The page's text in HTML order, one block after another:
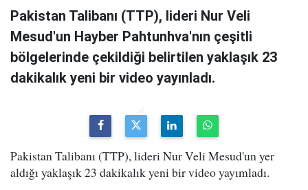
Pakistan Talibanı (TTP), lideri Nur Veli
Mesud'un Hayber Pahtunhva'nın çeşitli
bölgelerinde çekildiği belirtilen yaklaşık 23
dakikalık yeni bir video yayınladı.
Pakistan Talibanı (TTP), lideri Nur Veli Mesud'un yer
aldığı yaklaşık 23 dakikalık yeni bir video yayımladı.